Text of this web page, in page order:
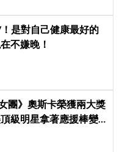
是對自己健康最好的
不嫌晚！
團》奧斯卡榮獲兩大獎
級明星拿著應援棒變